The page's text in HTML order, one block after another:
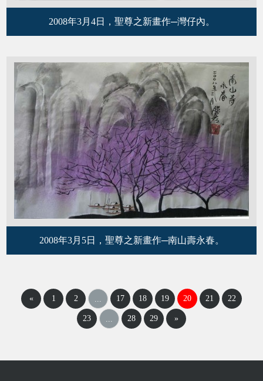
2008年3月4日，聖尊之新畫作─灣仔內。
2008年3月5日，聖尊之新畫作─南山壽永春。
« 1 2 17 18 19 20 21 22
23 28 29 »